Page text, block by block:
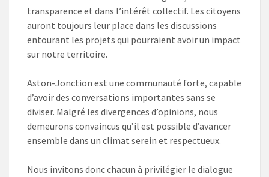
transparence et dans l’intérêt collectif. Les citoyens
auront toujours leur place dans les discussions
entourant les projets qui pourraient avoir un impact
sur notre territoire.
Aston-Jonction est une communauté forte, capable
d’avoir des conversations importantes sans se
diviser. Malgré les divergences d’opinions, nous
demeurons convaincus qu’il est possible d’avancer
ensemble dans un climat serein et respectueux.
Nous invitons donc chacun à privilégier le dialogue